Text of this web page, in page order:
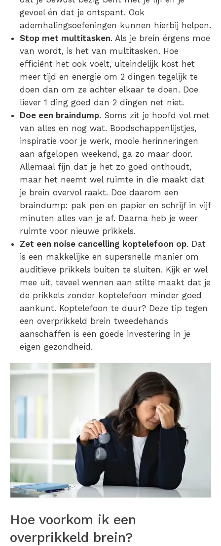
gevoel én dat je ontspant. Ook
ademhalingsoefeningen kunnen hierbij helpen.
Stop met multitasken. Als je brein érgens moe
van wordt, is het van multitasken. Hoe
efficiënt het ook voelt, uiteindelijk kost het
meer tijd en energie om 2 dingen tegelijk te
doen dan om ze achter elkaar te doen. Doe
liever 1 ding goed dan 2 dingen net niet.
Doe een braindump. Soms zit je hoofd vol met
van alles en nog wat. Boodschappenlijstjes,
inspiratie voor je werk, mooie herinneringen
aan afgelopen weekend, ga zo maar door.
Allemaal fijn dat je het zo goed onthoudt,
maar het neemt wel ruimte in die maakt dat
je brein overvol raakt. Doe daarom een
braindump: pak pen en papier en schrijf in vijf
minuten alles van je af. Daarna heb je weer
ruimte voor nieuwe prikkels.
Zet een noise cancelling koptelefoon op. Dat
is een makkelijke en supersnelle manier om
auditieve prikkels buiten te sluiten. Kijk er wel
mee uit, teveel wennen aan stilte maakt dat je
de prikkels zonder koptelefoon minder goed
aankunt. Koptelefoon te duur? Deze tip tegen
een overprikkeld brein tweedehands
aanschaffen is een goede investering in je
eigen gezondheid.
Hoe voorkom ik een
overprikkeld brein?